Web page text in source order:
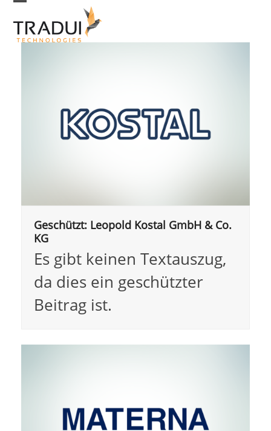
mobile
mobile
Geschützt: Leopold Kostal GmbH & Co.
KG
Es gibt keinen Textauszug,
da dies ein geschützter
Beitrag ist.